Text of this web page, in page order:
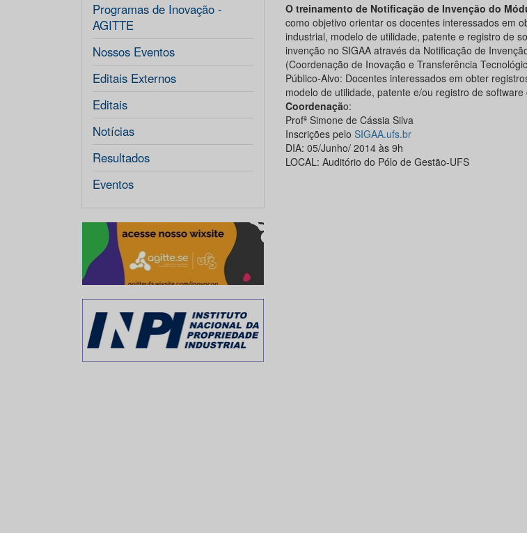
Programas de Inovação -
AGITTE
Nossos Eventos
Editais Externos
Editais
Notícias
Resultados
Eventos
O treinamento de Notificação de Invenção do
como objetivo orientar os docentes interessados em
industrial, modelo de utilidade, patente e registro de
invenção no SIGAA através da Notificação de
(Coordenação de Inovação e Transferência
Público-Alvo: Docentes interessados em obter
modelo de utilidade, patente e/ou registro de software
Coordenação:
Profª Simone de Cássia Silva
Inscrições pelo SIGAA.ufs.br
DIA: 05/Junho/ 2014 às 9h
LOCAL: Auditório do Pólo de Gestão-UFS